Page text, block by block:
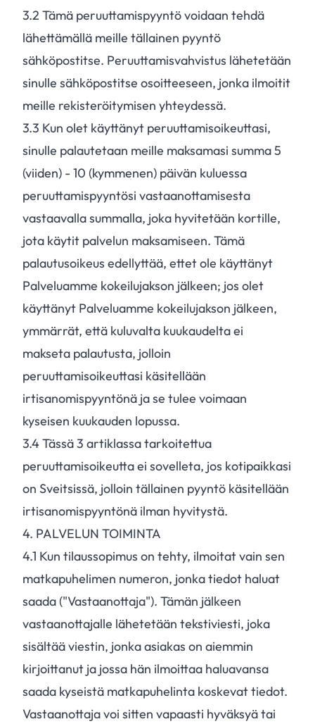
3.2 Tämä peruuttamispyyntö voidaan tehdä
lähettämällä meille tällainen pyyntö
sähköpostitse. Peruuttamisvahvistus lähetetään
sinulle sähköpostitse osoitteeseen, jonka ilmoitit
meille rekisteröitymisen yhteydessä.
3.3 Kun olet käyttänyt peruuttamisoikeuttasi,
sinulle palautetaan meille maksamasi summa 5
(viiden) - 10 (kymmenen) päivän kuluessa
peruuttamispyyntösi vastaanottamisesta
vastaavalla summalla, joka hyvitetään kortille,
jota käytit palvelun maksamiseen. Tämä
palautusoikeus edellyttää, ettet ole käyttänyt
Palveluamme kokeilujakson jälkeen; jos olet
käyttänyt Palveluamme kokeilujakson jälkeen,
ymmärrät, että kuluvalta kuukaudelta ei
makseta palautusta, jolloin
peruuttamisoikeuttasi käsitellään
irtisanomispyyntönä ja se tulee voimaan
kyseisen kuukauden lopussa.
3.4Tässä 3 artiklassa tarkoitettua
peruuttamisoikeutta ei sovelleta, jos kotipaikkasi
on Sveitsissä, jolloin tällainen pyyntö käsitellään
irtisanomispyyntönä ilman hyvitystä.
4. PALVELUN TOIMINTA
4.1 Kun tilaussopimus on tehty, ilmoitat vain sen
matkapuhelimen numeron, jonka tiedot haluat
saada ("Vastaanottaja"). Tämän jälkeen
vastaanottajalle lähetetään tekstiviesti, joka
sisältää viestin, jonka asiakas on aiemmin
kirjoittanut ja jossa hän ilmoittaa haluavansa
saada kyseistä matkapuhelinta koskevat tiedot.
Vastaanottaja voi sitten vapaasti hyväksyä tai